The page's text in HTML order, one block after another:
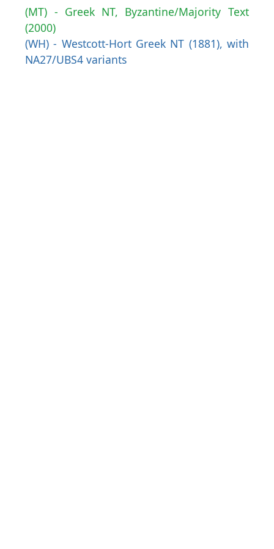
(MT) - Greek NT, Byzantine/Majority Text
(2000)
(WH) - Westcott-Hort Greek NT (1881), with
NA27/UBS4 variants